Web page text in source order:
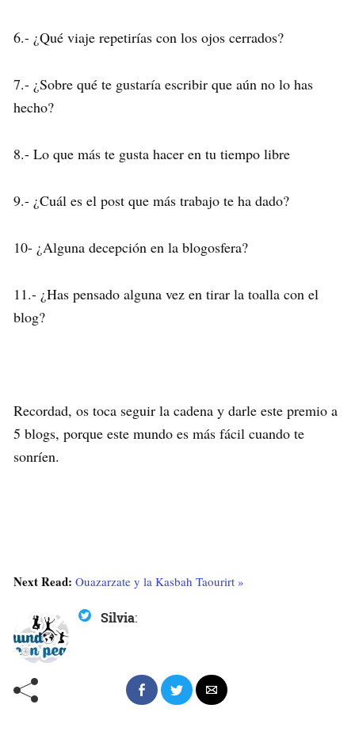
6.- ¿Qué viaje repetirías con los ojos cerrados?
7.- ¿Sobre qué te gustaría escribir que aún no lo has
hecho?
8.- Lo que más te gusta hacer en tu tiempo libre
9.- ¿Cuál es el post que más trabajo te ha dado?
10- ¿Alguna decepción en la blogosfera?
11.- ¿Has pensado alguna vez en tirar la toalla con el
blog?
Recordad, os toca seguir la cadena y darle este premio a
5 blogs, porque este mundo es más fácil cuando te
sonríen.
Next Read: Ouazarzate y la Kasbah Taourirt »
Silvia: